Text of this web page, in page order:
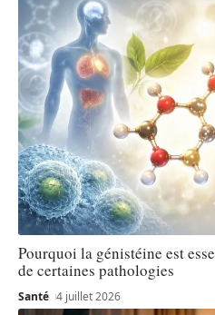
Pourquoi la génistéine est
de certaines pathologies
Santé 4 juillet 2026